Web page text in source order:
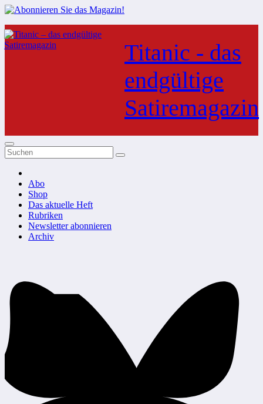
Zum
Inhalt
springen
Titanic - das
endgültige
Satiremagazin
Abo
Shop
Das aktuelle Heft
Rubriken
Newsletter abonnieren
Archiv